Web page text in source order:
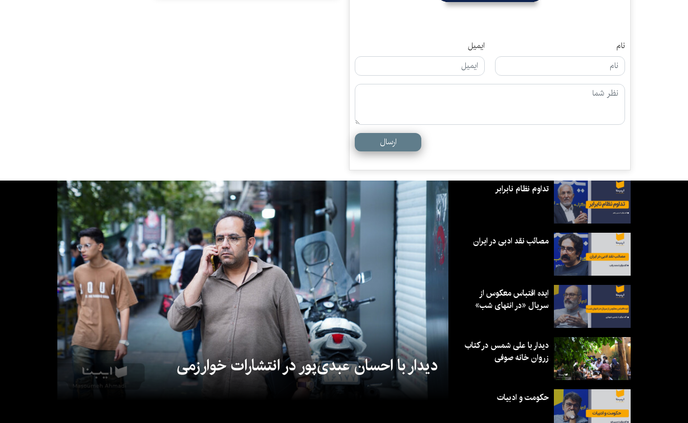
نام ایمیل
ارسال
دیدار با احسان عبدی‌پور در انتشارات خوارزمی
تداوم نظام نابرابر
مصائب نقد ادبی در ایران
ایده اقتباس معکوس از
سریال «در انتهای شب»
دیدار با علی شمس در کتاب
زروان خانه صوفی
حکومت و ادبیات